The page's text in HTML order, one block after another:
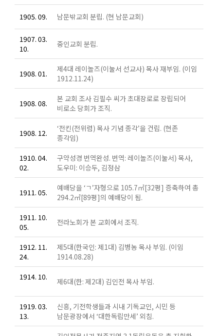
1905. 09. 남문밖교회 분립. (현 남문교회)
1907. 03.
10.
중인교회 분립.
1908. 01.
제4대 레이놀즈(이눌서 선교사) 목사 재부임. (이임
1912.11.24)
1908. 08.
본 교회 조사 김필수 씨가 초대장로로 장립되어
비로소 당회가 조직.
1908. 12.
‘전킨(전위렴) 목사 기념 종각’을 건립. (현존
종각임)
1910. 04.
02.
구약성경 번역완성. 번역: 레이놀즈(이눌서) 목사,
도우미: 이승두, 김정삼
1911. 05.
예배당을 ‘ㄱ’자형으로 105.7㎡[32평] 증축하여 총
294.2㎡[89평]의 예배당이 됨.
1911. 10.
05.
전라노회가 본 교회에서 조직.
1912. 11.
24.
제5대(한국인: 제1대) 김병농 목사 부임. (이임
1914.08.28)
1914. 10. 제6대(한: 제2대) 김인전 목사 부임.
1919. 03.
13.
신흥, 기전학생들과 시내 기독교인, 시민 등
남문광장에서 ‘대한독립만세’ 외침.